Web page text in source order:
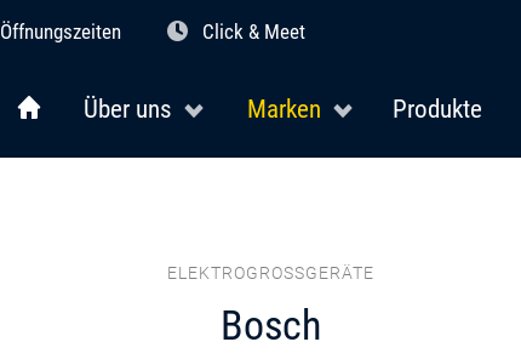
Öffnungszeiten Click & Meet
Über uns Marken Produkte
ELEKTROGROSSGERÄTE
Bosch